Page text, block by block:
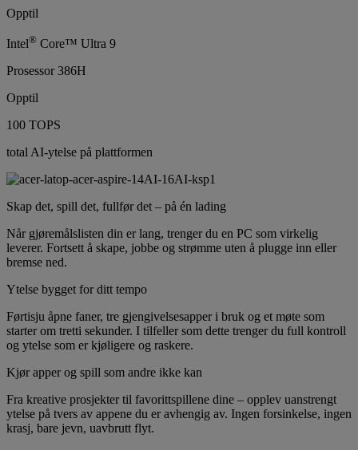
Opptil
Intel® Core™ Ultra 9
Prosessor 386H
Opptil
100 TOPS
total AI-ytelse på plattformen
Skap det, spill det, fullfør det – på én lading
Når gjøremålslisten din er lang, trenger du en PC som virkelig
leverer. Fortsett å skape, jobbe og strømme uten å plugge inn eller
bremse ned.
Ytelse bygget for ditt tempo
Førtisju åpne faner, tre gjengivelsesapper i bruk og et møte som
starter om tretti sekunder. I tilfeller som dette trenger du full kontroll
og ytelse som er kjøligere og raskere.
Kjør apper og spill som andre ikke kan
Fra kreative prosjekter til favorittspillene dine – opplev uanstrengt
ytelse på tvers av appene du er avhengig av. Ingen forsinkelse, ingen
krasj, bare jevn, uavbrutt flyt.